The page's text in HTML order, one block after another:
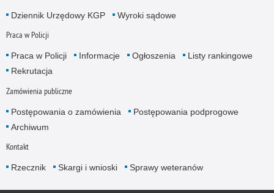
Dziennik Urzędowy KGP Wyroki sądowe
Praca w Policji
Praca w Policji Informacje Ogłoszenia
Listy rankingowe
Rekrutacja
Zamówienia publiczne
Postępowania o zamówienia
Postępowania podprogowe
Archiwum
Kontakt
Rzecznik Skargi i wnioski Sprawy weteranów